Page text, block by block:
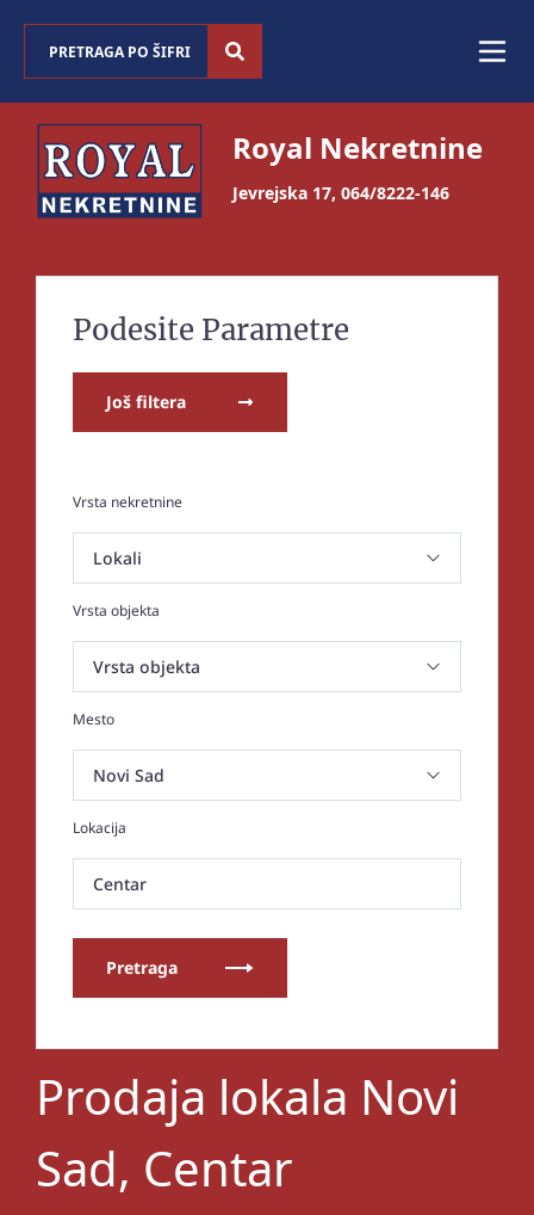
Royal Nekretnine
Jevrejska 17, 064/8222-146
Podesite Parametre
Još filtera
Vrsta nekretnine
Vrsta objekta
Mesto
Lokacija
Centar
Pretraga
Prodaja lokala Novi
Sad, Centar